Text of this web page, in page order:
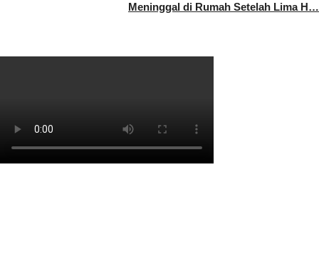
Meninggal di Rumah Setelah Lima H…